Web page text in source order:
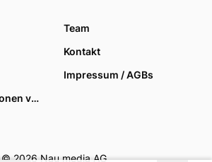
Team
Kontakt
Impressum / AGBs
Datenschutzoptionen verwalten
© 2026 Nau media AG